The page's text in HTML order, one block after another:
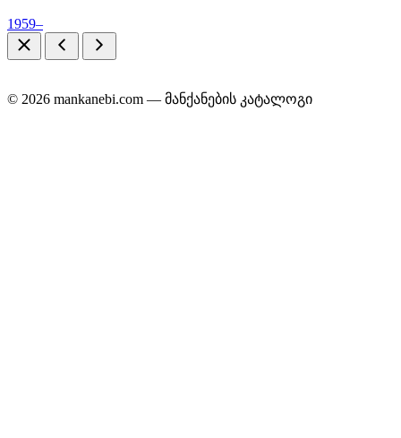
1959–
© 2026 mankanebi.com — მანქანების კატალოგი